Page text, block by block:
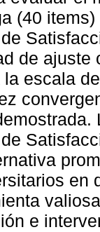
(40
de ajuste
escala
en
e